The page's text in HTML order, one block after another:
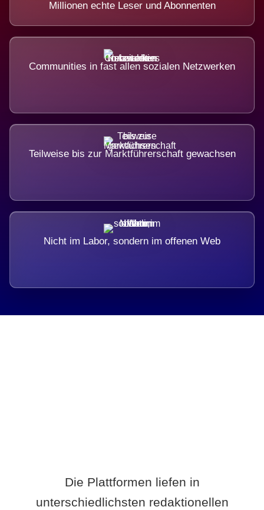
Millionen echte Leser und Abonnenten
Communities in fast allen sozialen Netzwerken
Teilweise bis zur Marktführerschaft gewachsen
Nicht im Labor, sondern im offenen Web
Die Plattformen liefen in
unterschiedlichsten redaktionellen